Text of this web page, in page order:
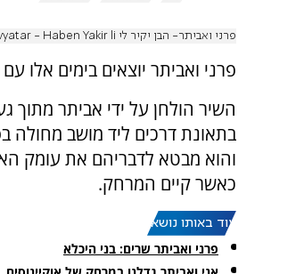
פרני ואביתר- הבן יקיר לי Franny and Evyatar - Haben Yakir li
פרני ואביתר יוצאים בימים אלו
השיר הולחן על ידי אביתר מתוך
בתאונת דרכים ליד מושב מחולה
והוא מבטא לדבריהם את עומק
כאשר קיים המרחק.
עוד באותו נושא:
פרני ואביתר שרים: בני היכלא